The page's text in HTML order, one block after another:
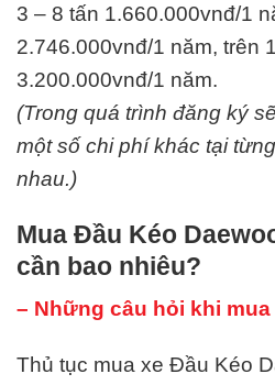
3 – 8 tấn 1.660.000vnđ/1
2.746.000vnđ/1 năm, trên
3.200.000vnđ/1 năm.
(Trong quá trình đăng ký
một số chi phí khác tại
nhau.)
Mua Đầu Kéo
cần bao nhiêu?
– Những câu hỏi khi
Thủ tục mua xe Đầu Kéo